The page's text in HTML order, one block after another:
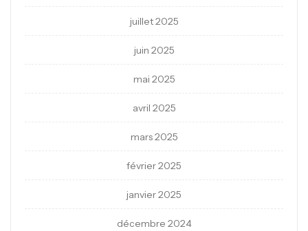
juillet 2025
juin 2025
mai 2025
avril 2025
mars 2025
février 2025
janvier 2025
décembre 2024